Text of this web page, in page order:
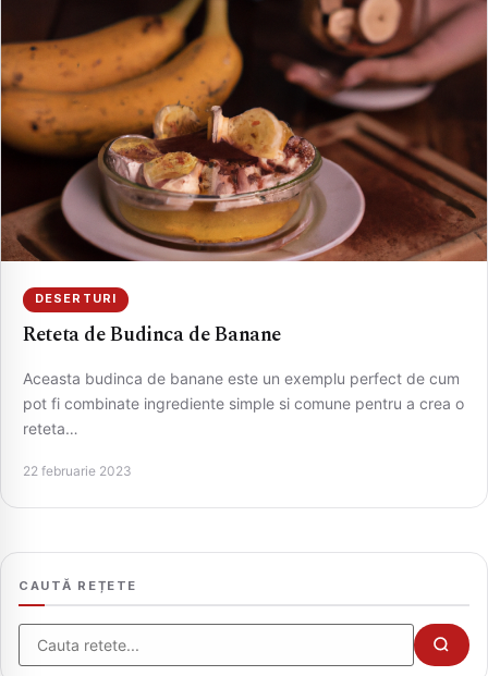
DESERTURI
Reteta de Budinca de Banane
Aceasta budinca de banane este un exemplu perfect de cum
pot fi combinate ingrediente simple si comune pentru a crea o
reteta…
22 februarie 2023
CAUTĂ REȚETE
Cauta